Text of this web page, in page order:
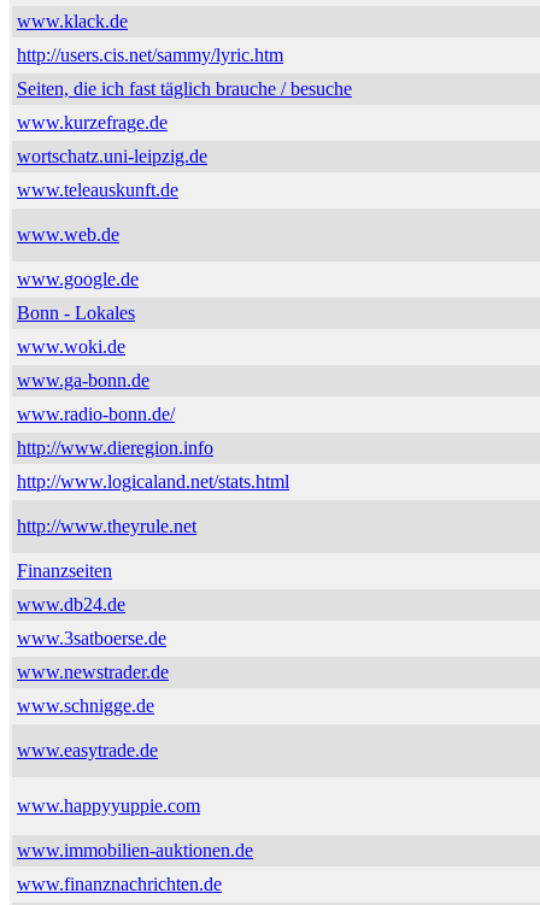
www.klack.de
http://users.cis.net/sammy/lyric.htm
Seiten, die ich fast täglich brauche / besuche
www.kurzefrage.de
wortschatz.uni-leipzig.de
www.teleauskunft.de
www.web.de
www.google.de
Bonn - Lokales
www.woki.de
www.ga-bonn.de
www.radio-bonn.de/
http://www.dieregion.info
http://www.logicaland.net/stats.html
http://www.theyrule.net
Finanzseiten
www.db24.de
www.3satboerse.de
www.newstrader.de
www.schnigge.de
www.easytrade.de
www.happyyuppie.com
www.immobilien-auktionen.de
www.finanznachrichten.de